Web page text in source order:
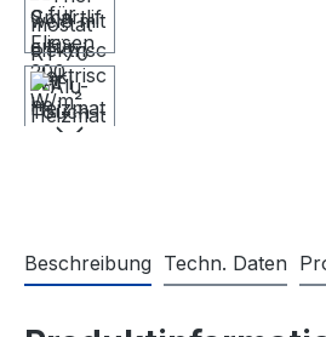
Beschreibung Techn. Daten